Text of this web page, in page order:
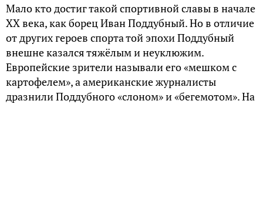
Мало кто достиг такой спортивной славы в начале
XX века, как борец Иван Поддубный. Но в отличие
от других героев спорта той эпохи Поддубный
внешне казался тяжёлым и неуклюжим.
Европейские зрители называли его «мешком с
картофелем», а американские журналисты
дразнили Поддубного «слоном» и «бегемотом». На